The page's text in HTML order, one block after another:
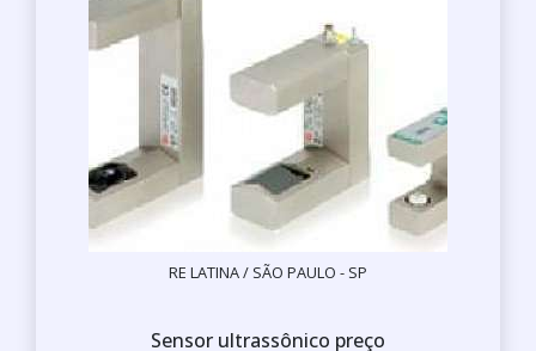
RE LATINA / SÃO PAULO - SP
Sensor ultrassônico preço